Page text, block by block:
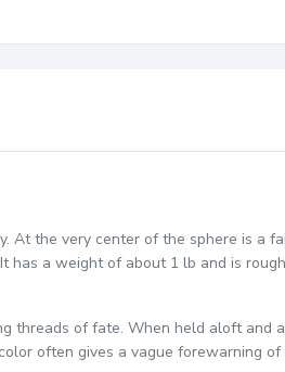
At the very center of the sphere is a
a weight of about 1 lb and is
threads of fate. When held aloft and
often gives a vague forewarning of